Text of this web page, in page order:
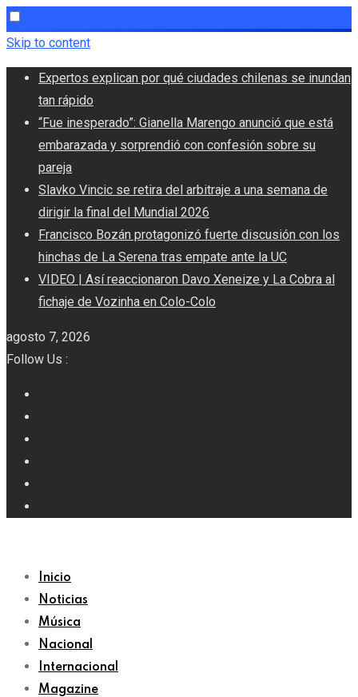
Skip to content
Expertos explican por qué ciudades chilenas se inundan
tan rápido
“Fue inesperado”: Gianella Marengo anunció que está
embarazada y sorprendió con confesión sobre su
pareja
Slavko Vincic se retira del arbitraje a una semana de
dirigir la final del Mundial 2026
Francisco Bozán protagonizó fuerte discusión con los
hinchas de La Serena tras empate ante la UC
VIDEO | Así reaccionaron Davo Xeneize y La Cobra al
fichaje de Vozinha en Colo-Colo
agosto 7, 2026
Follow Us :
Inicio
Noticias
Música
Nacional
Internacional
Magazine